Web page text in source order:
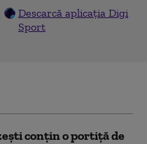
Descarcă aplicația Digi
Sport
conțin o portiță de